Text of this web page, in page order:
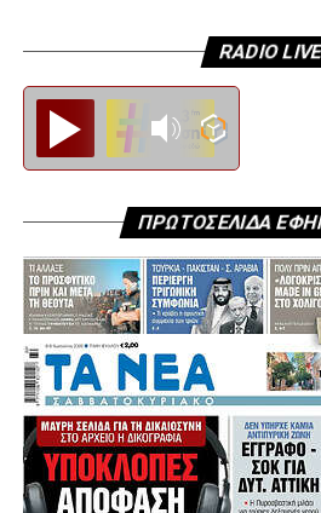
RADIO
ΠΡΩΤΟΣΕΛΙΔΑ